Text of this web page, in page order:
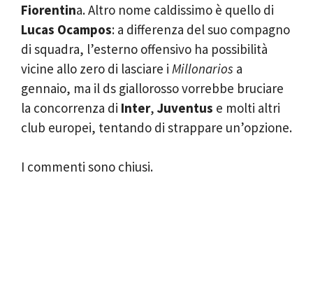
Fiorentina. Altro nome caldissimo è quello di
Lucas Ocampos: a differenza del suo compagno
di squadra, l’esterno offensivo ha possibilità
vicine allo zero di lasciare i Millonarios a
gennaio, ma il ds giallorosso vorrebbe bruciare
la concorrenza di Inter, Juventus e molti altri
club europei, tentando di strappare un’opzione.
I commenti sono chiusi.